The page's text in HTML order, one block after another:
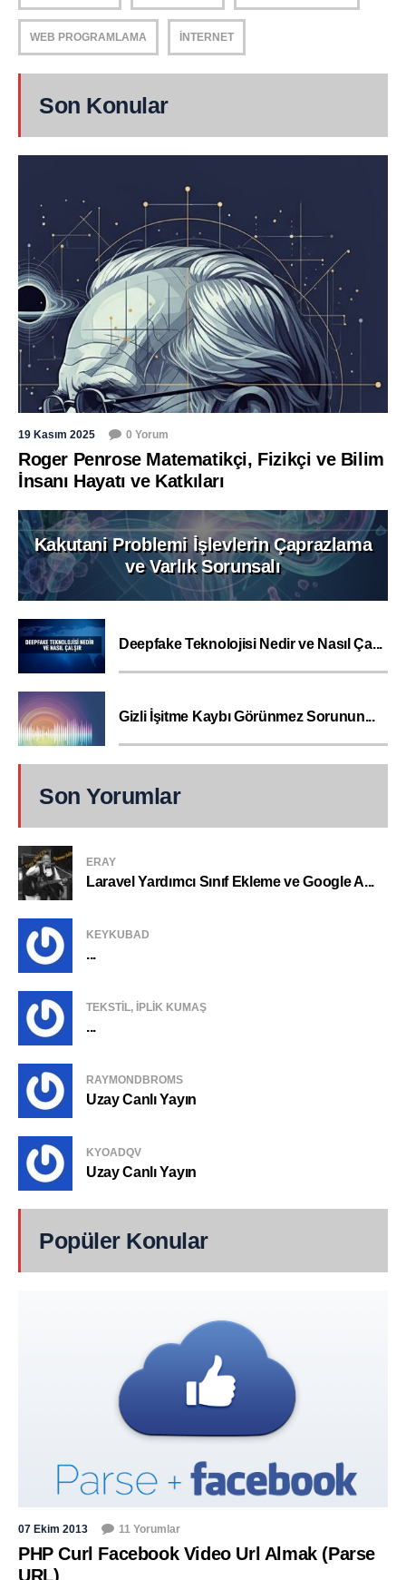
WEB PROGRAMLAMA İNTERNET
Son Konular
19 Kasım 2025 0 Yorum
Roger Penrose Matematikçi, Fizikçi ve Bilim
İnsanı Hayatı ve Katkıları
Kakutani Problemi İşlevlerin Çaprazlama
ve Varlık Sorunsalı
Deepfake Teknolojisi Nedir ve Nasıl Ça...
Gizli İşitme Kaybı Görünmez Sorunun...
Son Yorumlar
ERAY
Laravel Yardımcı Sınıf Ekleme ve Google A...
KEYKUBAD
...
TEKSTIL, IPLIK KUMAŞ
...
RAYMONDBROMS
Uzay Canlı Yayın
KYOADQV
Uzay Canlı Yayın
Popüler Konular
07 Ekim 2013 11 Yorumlar
PHP Curl Facebook Video Url Almak (Parse
URL)